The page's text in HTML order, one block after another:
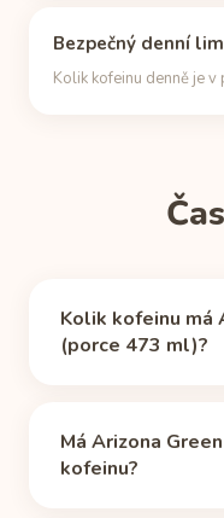
Bezpečný denní
Kolik kofeinu denně je v
Kolik kofeinu má
(porce 473 ml)?
473 ml), podle
Arizona official
Má Arizona
kofeinu?